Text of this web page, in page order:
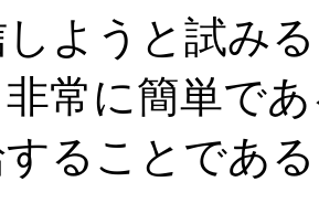
ようと試み
非常に簡単で
ることであ